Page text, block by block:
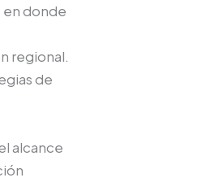
en donde
regional.
de
alcance